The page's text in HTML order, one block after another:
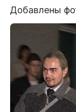
Добавлены